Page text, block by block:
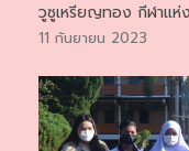
วูซูเหรียญทอง กีฬาแห่
11 กันยายน 2023